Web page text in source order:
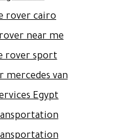
rover cairo
near me
rover sport
van
Egypt